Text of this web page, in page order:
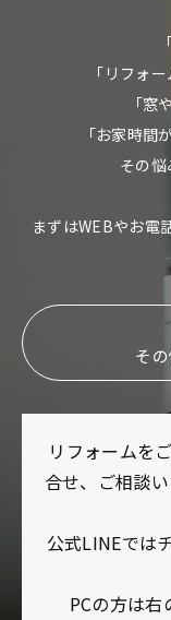
「リフォ
「窓
「お家時間
その悩
まずはWEBやお電
そ
リフォームを
合せ、ご相談
公式LINEでは
PCの方は